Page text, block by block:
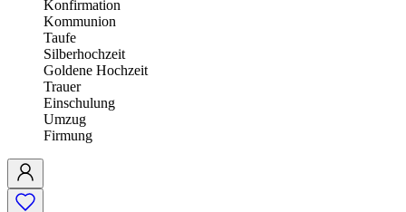
Konfirmation
Kommunion
Taufe
Silberhochzeit
Goldene Hochzeit
Trauer
Einschulung
Umzug
Firmung